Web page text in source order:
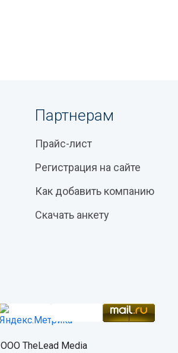
Партнерам
Прайс-лист
Регистрация на сайте
Как добавить компанию
Скачать анкету
ООО TheLead Media